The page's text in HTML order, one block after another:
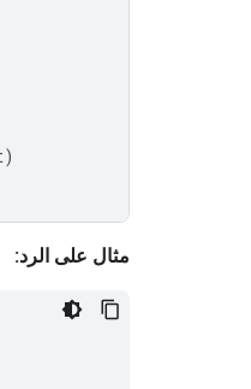
)
مثال على الرد: